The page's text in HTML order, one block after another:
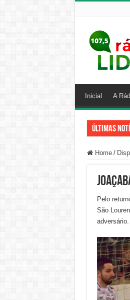
Inicial A
Últimas
Home /
Pelo
São